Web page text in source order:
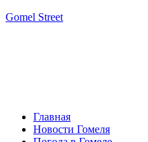
Gomel Street
Главная
Новости Гомеля